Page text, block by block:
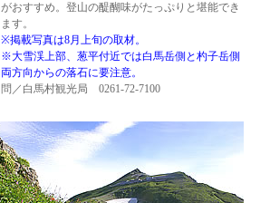
がおすすめ。登山の醍醐味がたっぷりと堪能でき
ます。
※掲載写真は8月上旬の取材。
※大雪渓上部、葱平付近では白馬岳側と杓子岳側
両方向からの落石に要注意。
問／白馬村観光局 0261-72-7100